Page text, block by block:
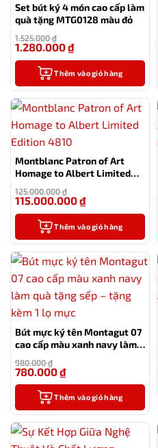
Set bút ký 4 món cao cấp làm
quà tặng MTG0128 màu đỏ
1.525.000₫
1.280.000₫
Thêm vào giỏ hàng
Montblanc Patron of Art
Homage to Albert Limited
125.000.000₫
115.000.000₫
Thêm vào giỏ hàng
Bút mực ký tên Montagut 07
cao cấp màu xanh navy làm
mực
980.000₫
780.000₫
Thêm vào giỏ hàng